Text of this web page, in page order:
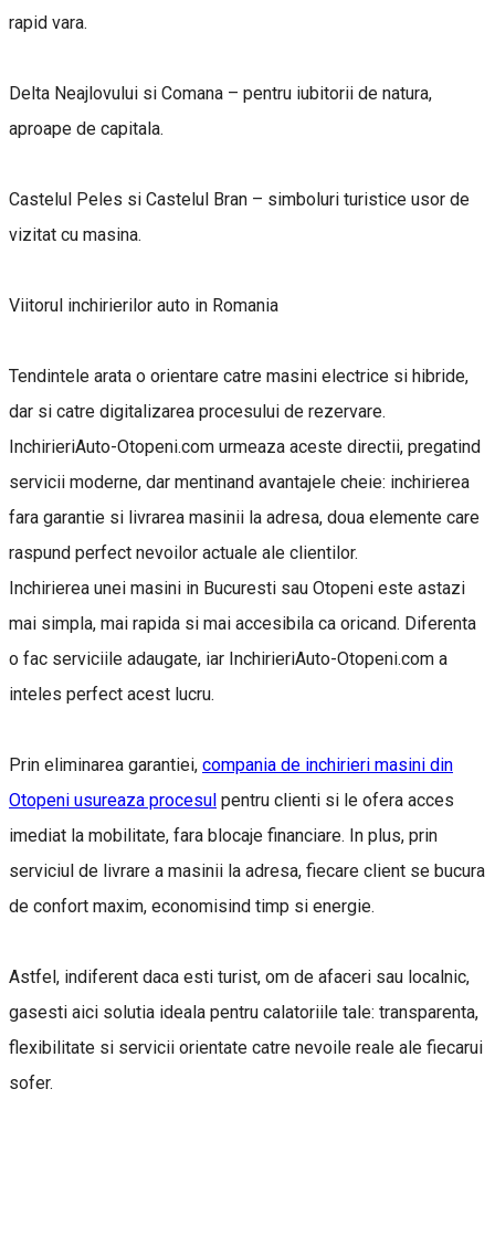
rapid vara.
Delta Neajlovului si Comana – pentru iubitorii de natura,
aproape de capitala.
Castelul Peles si Castelul Bran – simboluri turistice usor de
vizitat cu masina.
Viitorul inchirierilor auto in Romania
Tendintele arata o orientare catre masini electrice si hibride,
dar si catre digitalizarea procesului de rezervare.
InchirieriAuto-Otopeni.com urmeaza aceste directii, pregatind
servicii moderne, dar mentinand avantajele cheie: inchirierea
fara garantie si livrarea masinii la adresa, doua elemente care
raspund perfect nevoilor actuale ale clientilor.
Inchirierea unei masini in Bucuresti sau Otopeni este astazi
mai simpla, mai rapida si mai accesibila ca oricand. Diferenta
o fac serviciile adaugate, iar InchirieriAuto-Otopeni.com a
inteles perfect acest lucru.
Prin eliminarea garantiei, compania de inchirieri masini din
Otopeni usureaza procesul pentru clienti si le ofera acces
imediat la mobilitate, fara blocaje financiare. In plus, prin
serviciul de livrare a masinii la adresa, fiecare client se bucura
de confort maxim, economisind timp si energie.
Astfel, indiferent daca esti turist, om de afaceri sau localnic,
gasesti aici solutia ideala pentru calatoriile tale: transparenta,
flexibilitate si servicii orientate catre nevoile reale ale fiecarui
sofer.